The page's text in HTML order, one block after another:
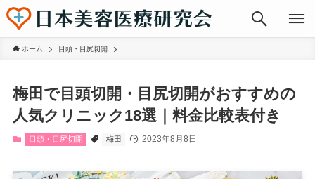
ホーム 目頭・目尻切開
梅田で目頭切開・目尻切開がおすすめの
人気クリニック18選｜料金比較表付き
目頭・目尻切開 梅田 2023年8月8日